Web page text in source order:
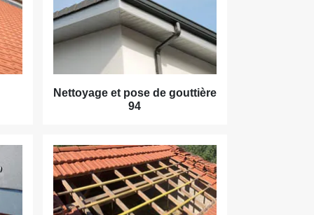
Nettoyage et pose de gouttière
94